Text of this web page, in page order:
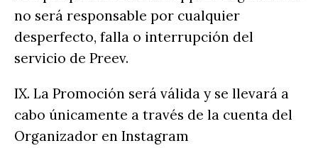
no será responsable por cualquier
desperfecto, falla o interrupción del
servicio de Preev.
IX. La Promoción será válida y se llevará a
cabo únicamente a través de la cuenta del
Organizador en Instagram